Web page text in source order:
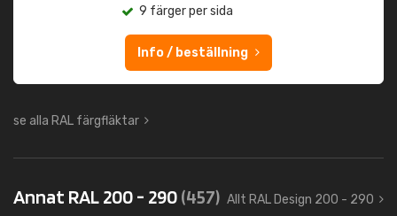
9 färger per sida
Info / beställning
se alla RAL färgfläktar
Annat RAL 200 - 290(457) Allt RAL Design 200 - 290